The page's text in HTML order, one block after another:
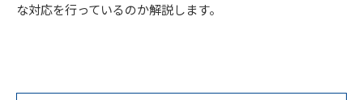
な対応を行っているのか解説します。